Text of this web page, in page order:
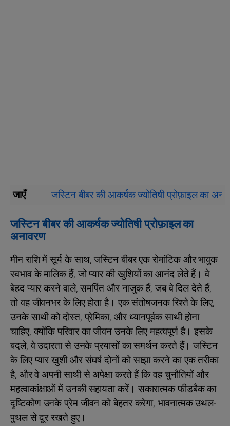
जाएँ जस्टिन बीबर की आकर्षक ज्योतिषी प्रोफ़ाइल का
जस्टिन बीबर की आकर्षक ज्योतिषी प्रोफ़ाइल का
अनावरण
मीन राशि में सूर्य के साथ, जस्टिन बीबर एक रोमांटिक और भावुक
स्वभाव के मालिक हैं, जो प्यार की खुशियों का आनंद लेते हैं। वे
बेहद प्यार करने वाले, समर्पित और नाजुक हैं, जब वे दिल देते हैं,
तो वह जीवनभर के लिए होता है। एक संतोषजनक रिश्ते के लिए,
उनके साथी को दोस्त, प्रेमिका, और ध्यानपूर्वक साथी होना
चाहिए, क्योंकि परिवार का जीवन उनके लिए महत्वपूर्ण है। इसके
बदले, वे उदारता से उनके प्रयासों का समर्थन करते हैं। जस्टिन
के लिए प्यार खुशी और संघर्ष दोनों को साझा करने का एक तरीका
है, और वे अपनी साथी से अपेक्षा करते हैं कि वह चुनौतियों और
महत्वाकांक्षाओं में उनकी सहायता करें। सकारात्मक फीडबैक का
दृष्टिकोण उनके प्रेम जीवन को बेहतर करेगा, भावनात्मक उथल-
पुथल से दूर रखते हुए।